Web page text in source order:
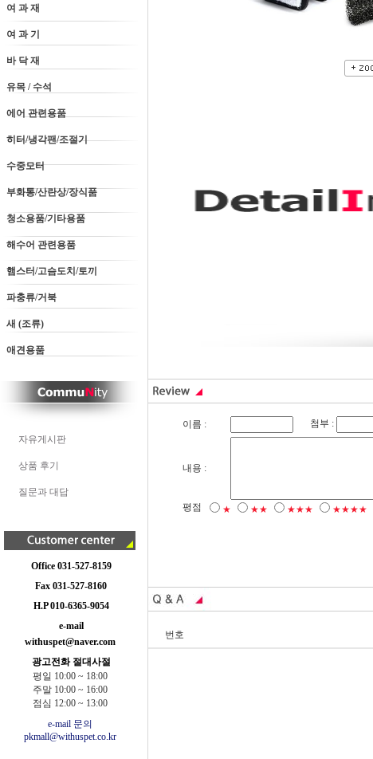
여 과 재
여 과 기
바 닥 재
유목 / 수석
에어 관련용품
히터/냉각팬/조절기
수중모터
부화통/산란상/장식품
청소용품/기타용품
해수어 관련용품
햄스터/고슴도치/토끼
파충류/거북
새 (조류)
애견용품
자유게시판
상품 후기
질문과 대답
Office 031-527-8159
Fax 031-527-8160
H.P 010-6365-9054
e-mail
withuspet@naver.com
광고전화 절대사절
평일 10:00 ~ 18:00
주말 10:00 ~ 16:00
점심 12:00 ~ 13:00
e-mail 문의
pkmall@withuspet.co.kr
이름 : 첨부 :
내용 :
평점 ★ ★★ ★★★ ★★★★
번호